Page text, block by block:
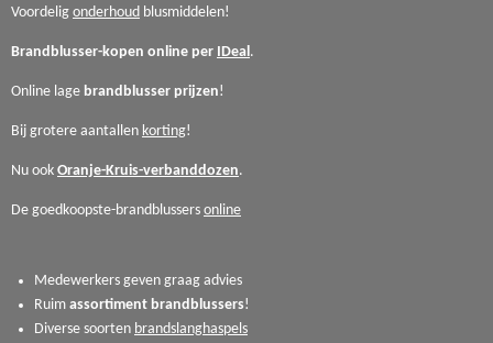
Voordelig onderhoud blusmiddelen!
Brandblusser-kopen online per IDeal .
Online lage brandblusser prijzen!
Bij grotere aantallen korting!
Nu ook Oranje-Kruis-verbanddozen.
De goedkoopste-brandblussers online
Medewerkers geven graag advies
Ruim assortiment brandblussers!
Diverse soorten brandslanghaspels